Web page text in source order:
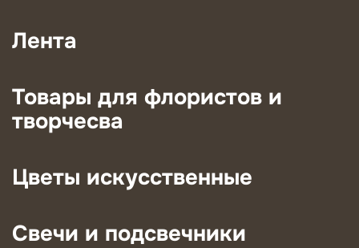
Лента
Товары для флористов и
творчесва
Цветы искусственные
Свечи и подсвечники